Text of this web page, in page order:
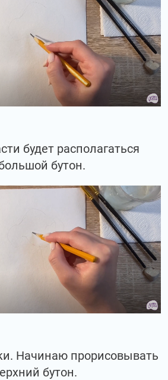
будет располагаться
бутон.
Начинаю прорисовывать
бутон.